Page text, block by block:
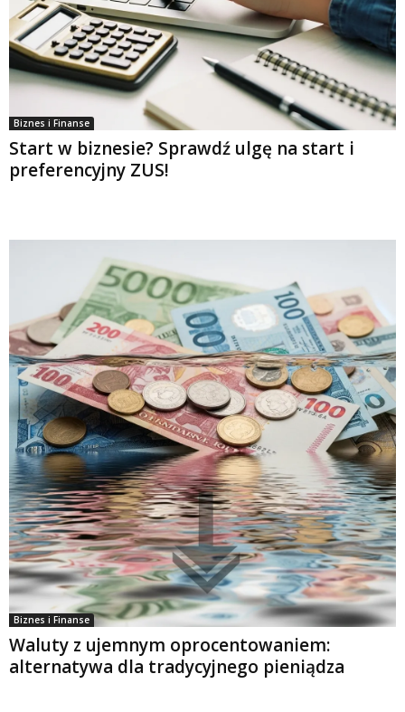
Biznes i Finanse
Start w biznesie? Sprawdź ulgę na start i
preferencyjny ZUS!
Biznes i Finanse
Waluty z ujemnym oprocentowaniem:
alternatywa dla tradycyjnego pieniądza